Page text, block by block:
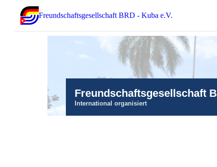
Freundschaftsgesellschaft BRD - Kuba e.V.
Freundschaftsgesellschaft
International organisiert